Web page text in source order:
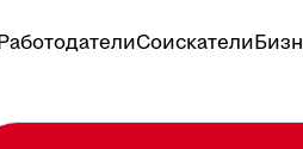
Соискатели